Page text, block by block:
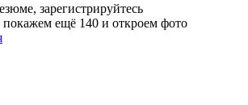
зарегистрируйтесь
покажем ещё 140 и откроем фото